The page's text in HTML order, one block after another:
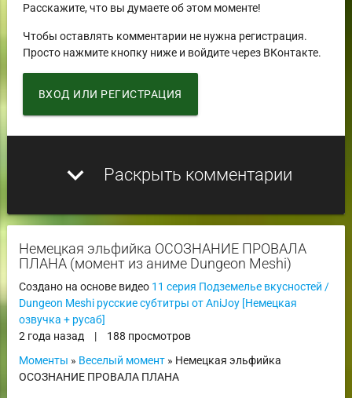
Расскажите, что вы думаете об этом моменте!
Чтобы оставлять комментарии не нужна регистрация.
Просто нажмите кнопку ниже и войдите через ВКонтакте.
ВХОД ИЛИ РЕГИСТРАЦИЯ
expand_more Раскрыть комментарии
Немецкая эльфийка ОСОЗНАНИЕ ПРОВАЛА
ПЛАНА (момент из аниме Dungeon Meshi)
Создано на основе видео 11 серия Подземелье вкусностей /
Dungeon Meshi русские субтитры от AniJoy [Немецкая
озвучка + русаб]
2 года назад
|
188 просмотров
Моменты » Веселый момент» Немецкая эльфийка
ОСОЗНАНИЕ ПРОВАЛА ПЛАНА